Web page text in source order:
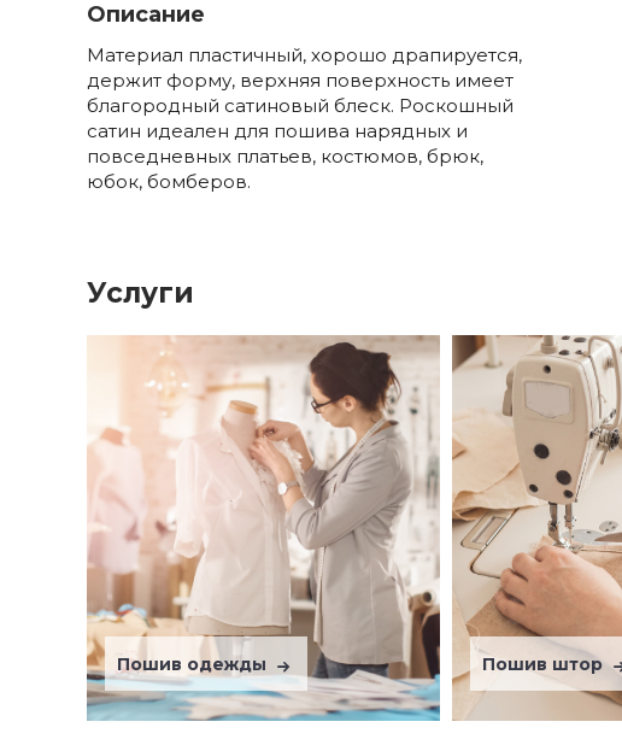
Описание
Материал пластичный, хорошо драпируется,
держит форму, верхняя поверхность имеет
благородный сатиновый блеск. Роскошный
сатин идеален для пошива нарядных и
повседневных платьев, костюмов, брюк,
юбок, бомберов.
Услуги
Пошив одежды Пошив штор